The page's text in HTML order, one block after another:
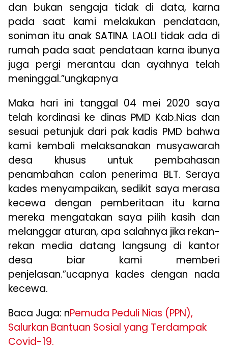
dan bukan sengaja tidak di data, karna
pada saat kami melakukan pendataan,
soniman itu anak SATINA LAOLI tidak ada di
rumah pada saat pendataan karna ibunya
juga pergi merantau dan ayahnya telah
meninggal.”ungkapnya
Maka hari ini tanggal 04 mei 2020 saya
telah kordinasi ke dinas PMD Kab.Nias dan
sesuai petunjuk dari pak kadis PMD bahwa
kami kembali melaksanakan musyawarah
desa khusus untuk pembahasan
penambahan calon penerima BLT. Seraya
kades menyampaikan, sedikit saya merasa
kecewa dengan pemberitaan itu karna
mereka mengatakan saya pilih kasih dan
melanggar aturan, apa salahnya jika rekan-
rekan media datang langsung di kantor
desa biar kami memberi
penjelasan.”ucapnya kades dengan nada
kecewa.
Baca Juga: nPemuda Peduli Nias (PPN),
Salurkan Bantuan Sosial yang Terdampak
Covid-19.